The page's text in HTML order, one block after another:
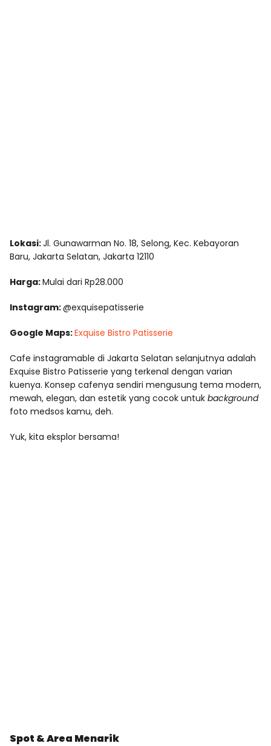
Lokasi:Jl. Gunawarman No. 18, Selong, Kec. Kebayoran
Baru, Jakarta Selatan, Jakarta 12110
Harga:Mulai dari Rp28.000
Instagram:@exquisepatisserie
Google Maps:Exquise Bistro Patisserie
Cafe instagramable di Jakarta Selatan selanjutnya adalah
Exquise Bistro Patisserie yang terkenal dengan varian
kuenya. Konsep cafenya sendiri mengusung tema modern,
mewah, elegan, dan estetik yang cocok untuk background
foto medsos kamu, deh.
Yuk, kita eksplor bersama!
Spot & Area Menarik